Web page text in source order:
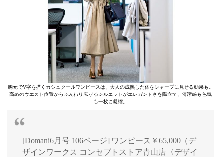
胸元でV字を描くカシュクールワンピースは、大人の成熟した体をシャープに見せる効果も。
高めのウエスト位置からふんわり広がるシルエットがエレガントさを際立て、清潔感も色気
も一枚に凝縮。
[Domani6月号 106ページ] ワンピース￥65,000（デ
ザインワークス コンセプトストア青山店〈デザイ